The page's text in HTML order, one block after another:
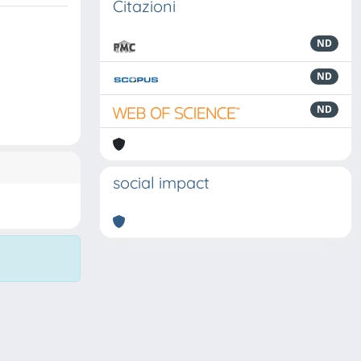
Citazioni
ND
ND
ND
social impact